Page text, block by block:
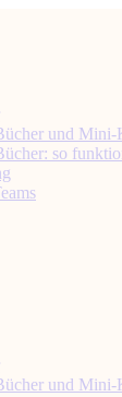
und Mini-
so
und Mini-